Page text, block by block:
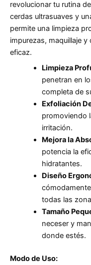
revolucionar tu rutina
cerdas ultrasuaves y
permite una limpieza
impurezas, maquillaje y
eficaz.
Limpieza
penetran en
completa de
Exfoliación
promoviendo
irritación.
Mejora la
potencia la
hidratantes.
Diseño
todas las
Tamaño
neceser y
donde estés.
Modo de Uso: